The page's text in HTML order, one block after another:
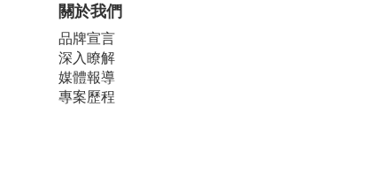
關於我們
品牌宣言
深入瞭解
媒體報導
專案歷程